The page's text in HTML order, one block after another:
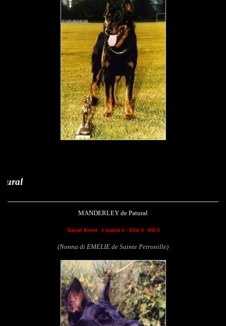
MANDERLEY de Patural
Travail Brevet - Cotation 6 - Elite A - HD A
(Nonna di EMELIE de Sainte Petronille)